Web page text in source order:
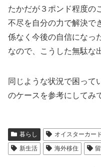
たかだが３ポンド程度の
不尽を自分の力で解決で
係なく今後の自信になっ
なので、こうした無駄な
同じような状況で困って
のケースを参考にしてみ
暮らし オイスターカー
新生活
海外移住